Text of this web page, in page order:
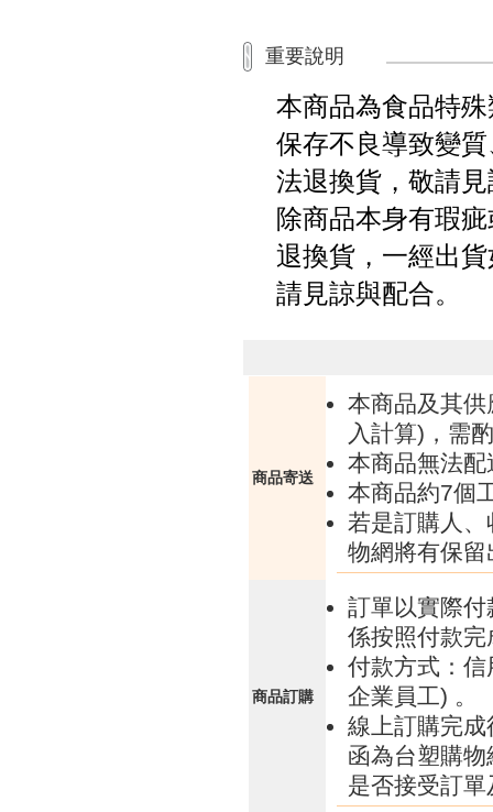
重要說明
本商品為食品特
保存不良導致變
法退換貨，敬請
除商品本身有瑕
退換貨，一經出
請見諒與配合。
商品寄送
本商品及其
入計算)，需
本商品無法配
本商品約7個
若是訂購人
物網將有保
商品訂購
訂單以實際
係按照付款
付款方式：
企業員工) 。
線上訂購完
函為台塑購
是否接受訂